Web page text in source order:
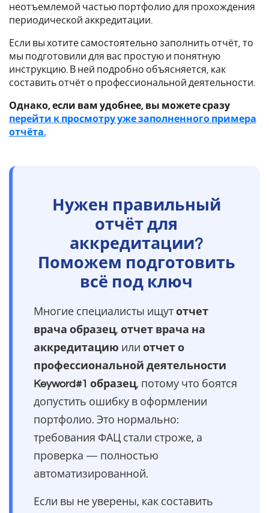
неотъемлемой частью портфолио для прохождения
периодической аккредитации.
Если вы хотите самостоятельно заполнить отчёт, то
мы подготовили для вас простую и понятную
инструкцию. В ней подробно объясняется, как
составить отчёт о профессиональной деятельности.
Однако, если вам удобнее, вы можете сразу
перейти к просмотру уже заполненного примера
отчёта.
Нужен правильный
отчёт для
аккредитации?
Поможем подготовить
всё под ключ
Многие специалисты ищут отчет
врача образец, отчет врача на
аккредитацию или отчет о
профессиональной деятельности
Keyword#1 образец, потому что боятся
допустить ошибку в оформлении
портфолио. Это нормально:
требования ФАЦ стали строже, а
проверка — полностью
автоматизированной.
Если вы не уверены, как составить